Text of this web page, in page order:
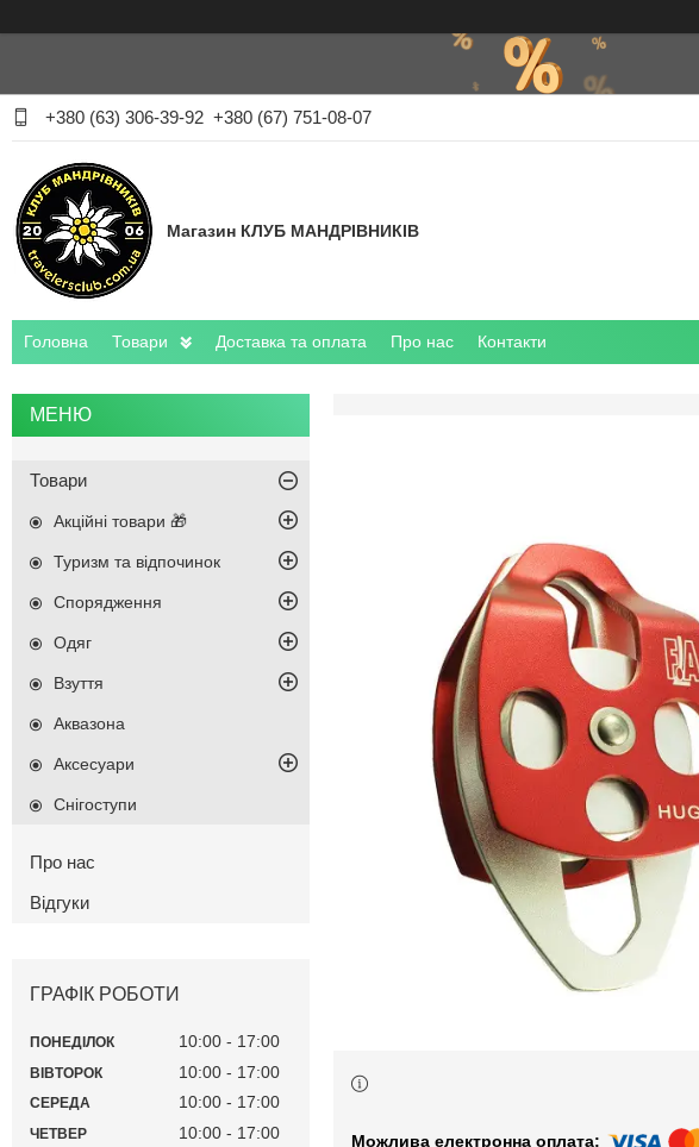
+380 (63) 306-39-92 +380 (67) 751-08-07
Магазин КЛУБ МАНДРІВНИКІВ
Головна Товари Доставка та оплата Про нас Контакти
Товари
Акційні товари 🎁
Туризм та відпочинок
Спорядження
Одяг
Взуття
Аквазона
Аксесуари
Снігоступи
Про нас
Відгуки
ГРАФІК РОБОТИ
ПОНЕДІЛОК 10:00 17:00
ВІВТОРОК 10:00 17:00
СЕРЕДА 10:00 17:00
ЧЕТВЕР 10:00 17:00